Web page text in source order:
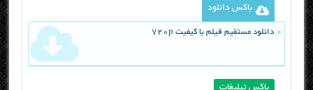
باکس دانلود
دانلود مستقیم فیلم با کیفیت 720p